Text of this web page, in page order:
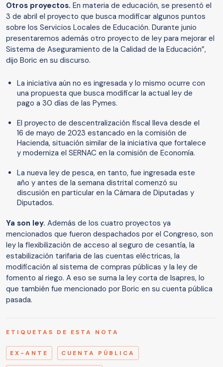
Otros proyectos. En materia de educación, se presentó el
3 de abril el proyecto que busca modificar algunos puntos
sobre los Servicios Locales de Educación. Durante junio
presentaremos además otro proyecto de ley para mejorar el
Sistema de Aseguramiento de la Calidad de la Educación”,
dijo Boric en su discurso.
La iniciativa aún no es ingresada y lo mismo ocurre con
una propuesta que busca modificar la actual ley de
pago a 30 días de las Pymes.
El proyecto de descentralización fiscal lleva desde el
16 de mayo de 2023 estancado en la comisión de
Hacienda, situación similar de la iniciativa que fortalece
y moderniza el SERNAC en la comisión de Economía.
La nueva ley de pesca, en tanto, fue ingresada este
año y antes de la semana distrital comenzó su
discusión en particular en la Cámara de Diputadas y
Diputados.
Ya son ley. Además de los cuatro proyectos ya
mencionados que fueron despachados por el Congreso, son
ley la flexibilización de acceso al seguro de cesantía, la
estabilización tarifaria de las cuentas eléctricas, la
modificación al sistema de compras públicas y la ley de
fomento al riego. A eso se suma la ley corta de Isapres, lo
que también fue mencionado por Boric en su cuenta pública
pasada.
ETIQUETAS DE ESTA NOTA
EX-ANTE CUENTA PÚBLICA